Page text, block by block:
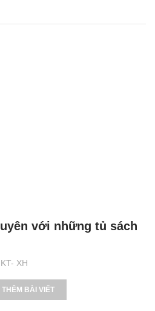
XH
với những tủ sách
THÊM BÀI VIẾT